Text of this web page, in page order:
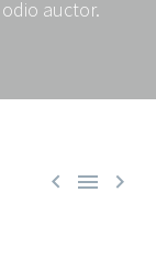
auctor.
  